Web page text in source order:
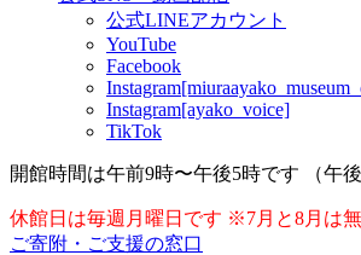
公式LINEアカウント
YouTube
Facebook
Instagram[ayako_voice]
TikTok
開館時間は午前9時〜午後5時です （午
休館日は毎週月曜日です ※7月と8月は
ご寄附・ご支援の窓口